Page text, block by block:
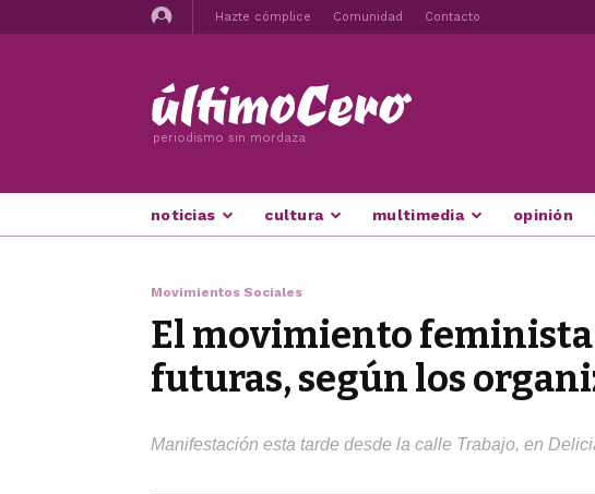
Hazte cómplice Comunidad Contacto
periodismo sin mordaza
noticias cultura multimedia opinión
Movimientos Sociales
El movimiento feminista
futuras, según los
Manifestación esta tarde desde la calle Trabajo, en